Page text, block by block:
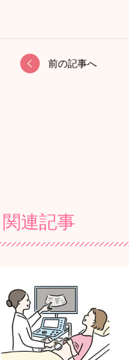
前の記事へ
関連記事